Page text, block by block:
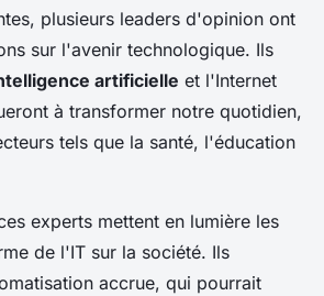
plusieurs leaders d'opinion ont
sur l'avenir technologique. Ils
artificielle et l'Internet
à transformer notre quotidien,
tels que la santé, l'éducation
experts mettent en lumière les
de l'IT sur la société. Ils
accrue, qui pourrait